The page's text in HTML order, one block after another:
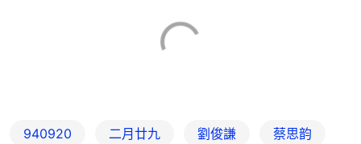
940920 二月廿九 劉俊謙 蔡思韵